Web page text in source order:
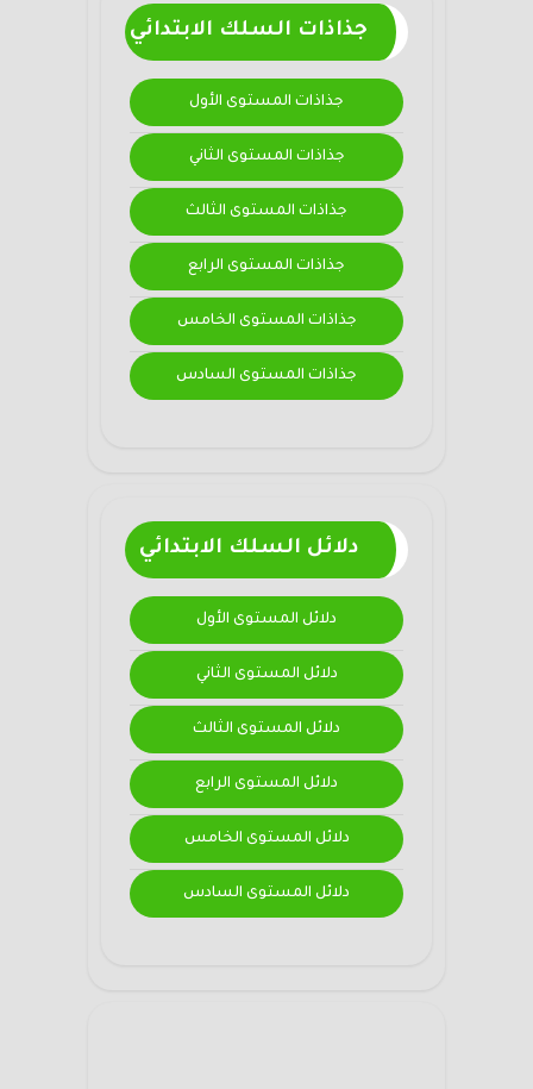
جذاذات السلك الابتدائي
جذاذات المستوى الأول
جذاذات المستوى الثاني
جذاذات المستوى الثالث
جذاذات المستوى الرابع
جذاذات المستوى الخامس
جذاذات المستوى السادس
دلائل السلك الابتدائي
دلائل المستوى الأول
دلائل المستوى الثاني
دلائل المستوى الثالث
دلائل المستوى الرابع
دلائل المستوى الخامس
دلائل المستوى السادس